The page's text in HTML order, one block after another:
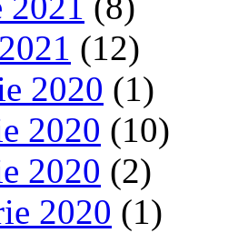
(12)
2020 (1)
2020 (10)
2020 (2)
2020 (1)